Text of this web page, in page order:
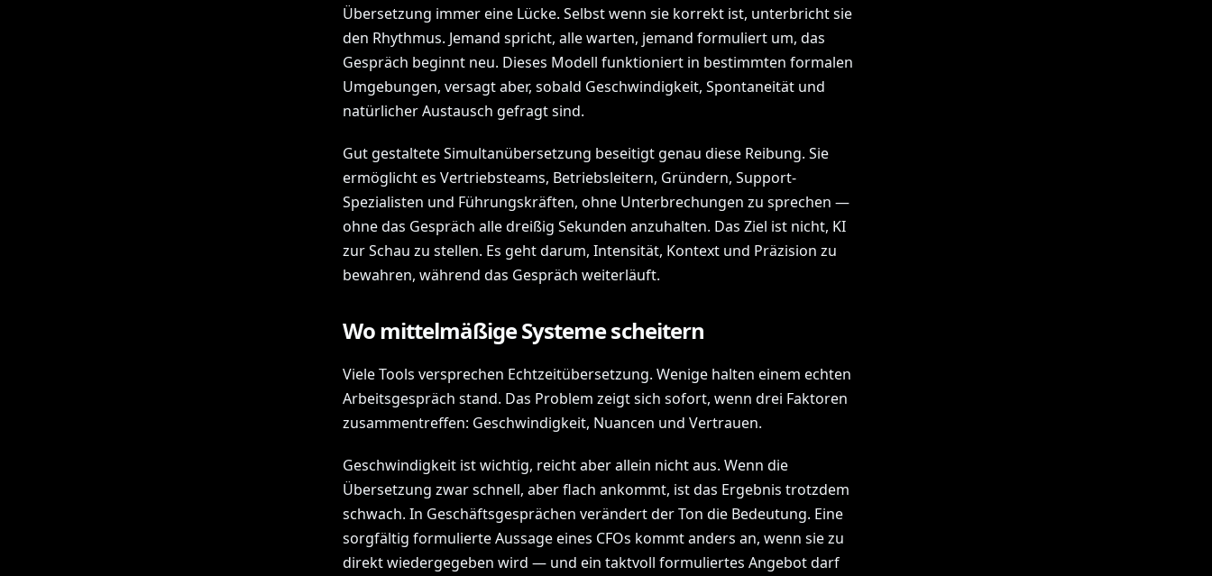
Übersetzung immer eine Lücke. Selbst wenn sie korrekt ist, unterbricht sie
den Rhythmus. Jemand spricht, alle warten, jemand formuliert um, das
Gespräch beginnt neu. Dieses Modell funktioniert in bestimmten formalen
Umgebungen, versagt aber, sobald Geschwindigkeit, Spontaneität und
natürlicher Austausch gefragt sind.
Gut gestaltete Simultanübersetzung beseitigt genau diese Reibung. Sie
ermöglicht es Vertriebsteams, Betriebsleitern, Gründern, Support-
Spezialisten und Führungskräften, ohne Unterbrechungen zu sprechen —
ohne das Gespräch alle dreißig Sekunden anzuhalten. Das Ziel ist nicht, KI
zur Schau zu stellen. Es geht darum, Intensität, Kontext und Präzision zu
bewahren, während das Gespräch weiterläuft.
Wo mittelmäßige Systeme scheitern
Viele Tools versprechen Echtzeitübersetzung. Wenige halten einem echten
Arbeitsgespräch stand. Das Problem zeigt sich sofort, wenn drei Faktoren
zusammentreffen: Geschwindigkeit, Nuancen und Vertrauen.
Geschwindigkeit ist wichtig, reicht aber allein nicht aus. Wenn die
Übersetzung zwar schnell, aber flach ankommt, ist das Ergebnis trotzdem
schwach. In Geschäftsgesprächen verändert der Ton die Bedeutung. Eine
sorgfältig formulierte Aussage eines CFOs kommt anders an, wenn sie zu
direkt wiedergegeben wird — und ein taktvoll formuliertes Angebot darf